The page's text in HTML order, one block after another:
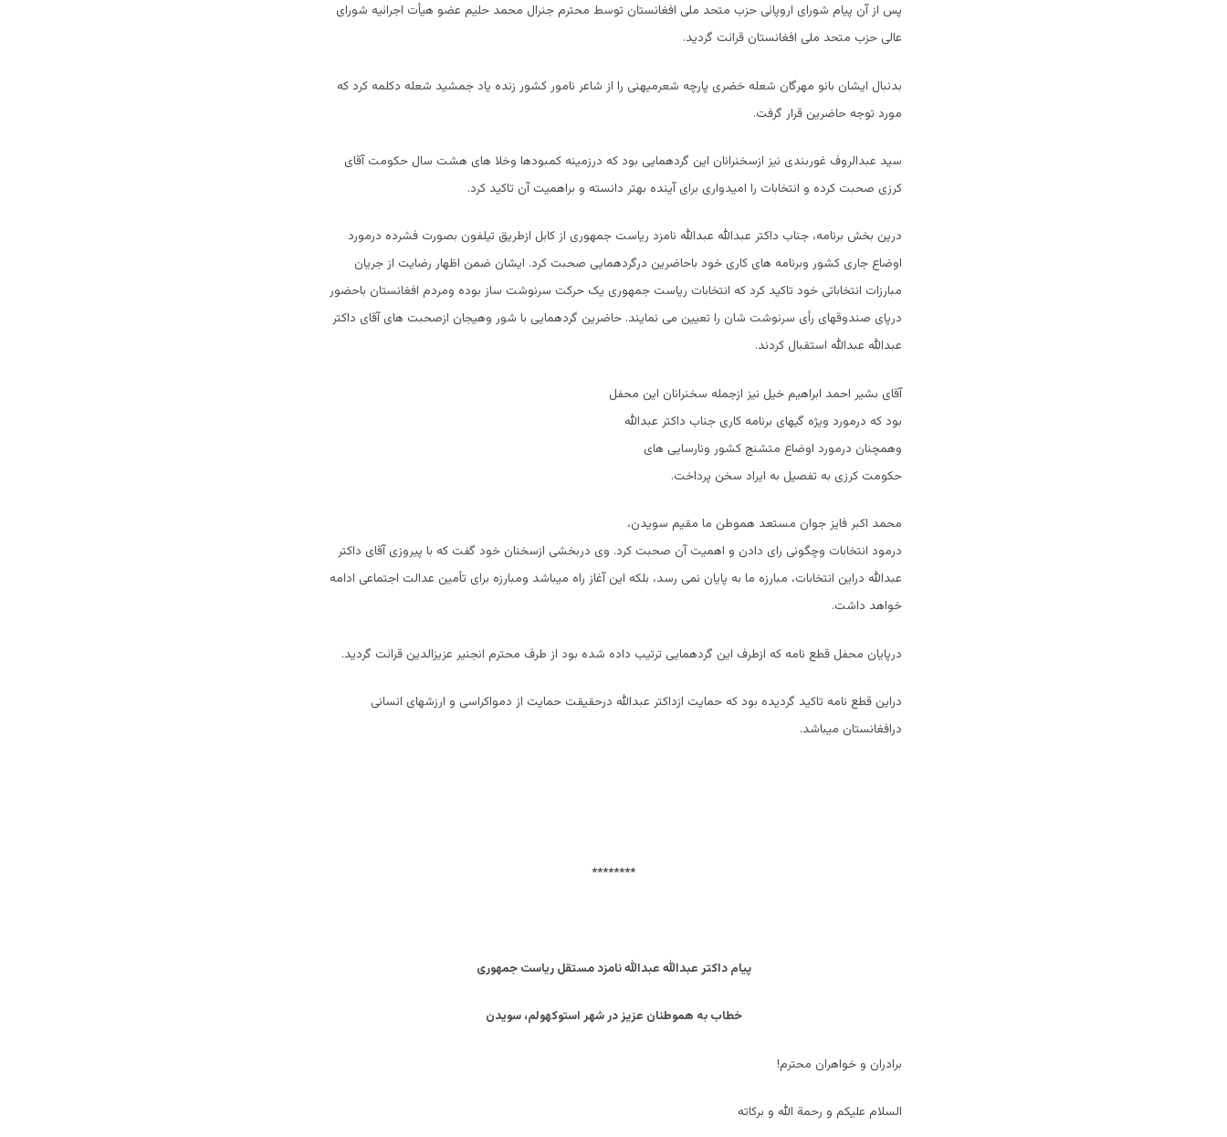
پس از آن پیام شورای اروپائی حزب متحد ملی افغانستان توسط محترم جنرال محمد حلیم عضو هیأت اجرائیه شورای
عالی حزب متحد ملی افغانستان قرائت گردید.
بدنبال ایشان بانو مهرگان شعله خضری پارچه شعرمیهنی را از شاعر نامور کشور زنده یاد جمشید شعله دکلمه کرد که
مورد توجه حاضرین قرار گرفت.
سید عبدالروف غوربندی نیز ازسخنرانان این گردهمایی بود که درزمینه کمبودها وخلا های هشت سال حکومت آقای
کرزی صحبت کرده و انتخابات را امیدواری برای آینده بهتر دانسته و براهمیت آن تاکید کرد.
درین بخش برنامه، جناب داکتر عبدالله عبدالله نامزد ریاست جمهوری از کابل ازطریق تیلفون بصورت فشرده درمورد
اوضاع جاری کشور وبرنامه های کاری خود باحاضرین درگردهمایی صحبت کرد. ایشان ضمن اظهار رضایت از جریان
مبارزات انتخاباتی خود تاکید کرد که انتخابات ریاست جمهوری یک حرکت سرنوشت ساز بوده ومردم افغانستان باحضور
درپای صندوقهای رأی سرنوشت شان را تعیین می نمایند. حاضرین گردهمایی با شور وهیجان ازصحبت های آقای داکتر
عبدالله عبدالله استقبال کردند.
آقای بشیر احمد ابراهیم خیل نیز ازجمله سخنرانان این محفل
بود که درمورد ویژه گیهای برنامه کاری جناب داکتر عبدالله
وهمچنان درمورد اوضاع متشنج کشور ونارسایی های
حکومت کرزی به تفصیل به ایراد سخن پرداخت.
محمد اکبر فایز جوان مستعد هموطن ما مقیم سویدن،
درمود انتخابات وچگونی رای دادن و اهمیت آن صحبت کرد. وی دربخشی ازسخنان خود گفت که با پیروزی آقای داکتر
عبدالله دراین انتخابات، مبارزه ما به پایان نمی رسد، بلکه این آغاز راه میباشد ومبارزه برای تأمین عدالت اجتماعی ادامه
خواهد داشت.
درپایان محفل قطع نامه که ازطرف این گردهمایی ترتیب داده شده بود از طرف محترم انجنیر عزیزالدین قرائت گردید.
دراین قطع نامه تاکید گردیده بود که حمایت ازداکتر عبدالله درحقیقت حمایت از دمواکراسی و ارزشهای انسانی
درافغانستان میباشد.
********
پیام داکتر عبدالله عبدالله نامزد مستقل ریاست جمهوری
خطاب به هموطنان عزیز در شهر استوکهولم، سویدن
برادران و خواهران محترم!
السلام علیکم و رحمة الله و برکاته